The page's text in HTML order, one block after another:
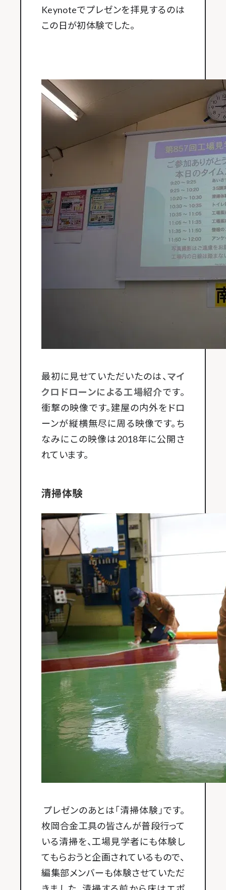
Keynoteでプレゼンを拝見するのは
この日が初体験でした。
最初に見せていただいたのは、 マイ
クロドローンによる工場紹介です。
衝撃の映像です。建屋の内外をドロ
ーンが縦横無尽に周る映像です。ち
なみにこの映像は2018年に公開さ
れています。
清掃体験
プレゼンのあとは「清掃体験」です。
枚岡合金工具の皆さんが普段行って
いる清掃を、工場見学者にも体験し
てもらおうと企画されているもので、
編集部メンバーも体験させていただ